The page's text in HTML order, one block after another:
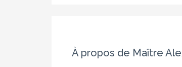
À propos de Maître